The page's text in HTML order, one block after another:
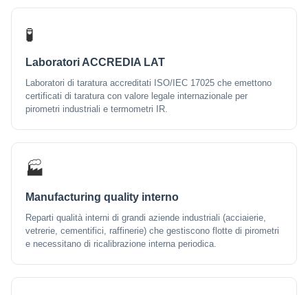
🧪
Laboratori ACCREDIA LAT
Laboratori di taratura accreditati ISO/IEC 17025 che emettono
certificati di taratura con valore legale internazionale per
pirometri industriali e termometri IR.
🏭
Manufacturing quality interno
Reparti qualità interni di grandi aziende industriali (acciaierie,
vetrerie, cementifici, raffinerie) che gestiscono flotte di pirometri
e necessitano di ricalibrazione interna periodica.